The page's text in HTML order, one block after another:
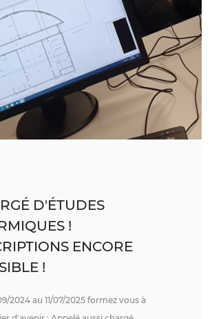
D'ÉTUDES
!
ENCORE
!
2024 au 11/07/2025 formez vous à